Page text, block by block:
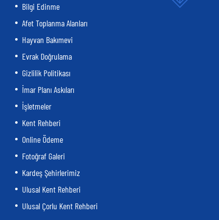
Bilgi Edinme
Afet Toplanma Alanları
Hayvan Bakımevi
Evrak Doğrulama
Gizlilik Politikası
İmar Planı Askıları
İşletmeler
Kent Rehberi
Online Ödeme
Fotoğraf Galeri
Kardeş Şehirlerimiz
Ulusal Kent Rehberi
Ulusal Çorlu Kent Rehberi